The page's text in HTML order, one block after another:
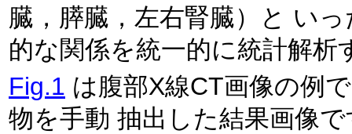
臓，膵臓，左右腎臓）と いった形態の異なる複数の構造物の空間
Fig.1 は腹部X線CT画像の例
物を手動 抽出した結果画像です．領域の色がそれぞれの構造物を